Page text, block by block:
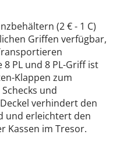
(2 € - 1 C)
Griffen verfügbar,
PL und 8 PL-Griff ist
Klappen zum
und
verhindert den
und erleichtert den
Kassen im Tresor.